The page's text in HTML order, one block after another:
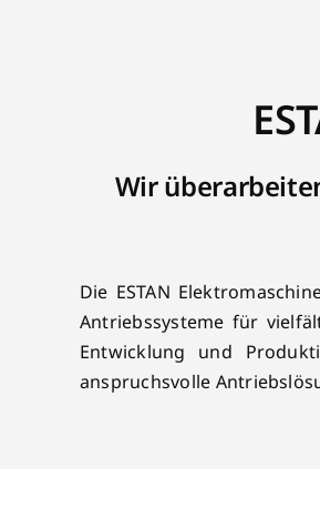
Wir
Die ESTAN
Antriebssysteme für
Entwicklung und
anspruchsvolle